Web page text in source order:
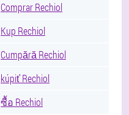
Comprar Rechiol
Kup Rechiol
Cumpără Rechiol
kúpiť Rechiol
ซื้อ Rechiol